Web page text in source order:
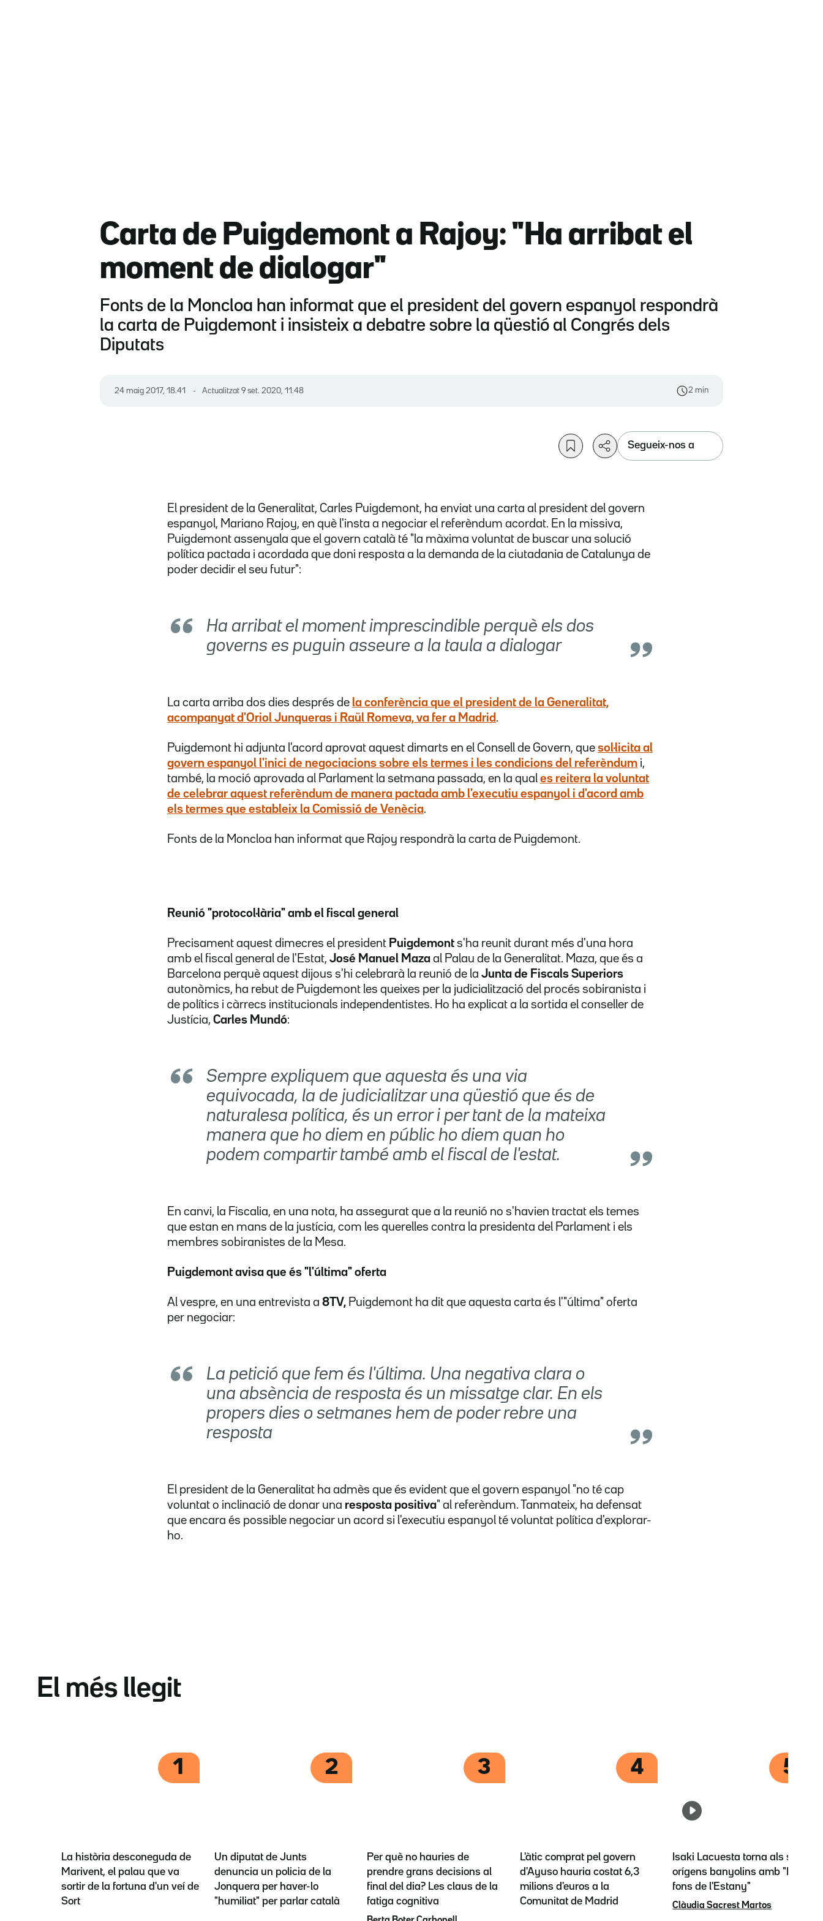
Carta de Puigdemont a Rajoy: "Ha arribat el
moment de dialogar"
Fonts de la Moncloa han informat que el president del govern espanyol respondrà
la carta de Puigdemont i insisteix a debatre sobre la qüestió al Congrés dels
Diputats
24 maig 2017, 18.41 Actualitzat 9 set. 2020, 11.48 2 min
Segueix-nos a
El president de la Generalitat, Carles Puigdemont, ha enviat una carta al president del govern
espanyol, Mariano Rajoy, en què l'insta a negociar el referèndum acordat. En la missiva,
Puigdemont assenyala que el govern català té "la màxima voluntat de buscar una solució
política pactada i acordada que doni resposta a la demanda de la ciutadania de Catalunya de
poder decidir el seu futur":
Ha arribat el moment imprescindible perquè els dos
governs es puguin asseure a la taula a dialogar
La carta arriba dos dies després de la conferència que el president de la Generalitat,
acompanyat d'Oriol Junqueras i Raül Romeva, va fer a Madrid .
Puigdemont hi adjunta l'acord aprovat aquest dimarts en el Consell de Govern, que sol·licita al
govern espanyol l'inici de negociacions sobre els termes i les condicions del referèndum i,
també, la moció aprovada al Parlament la setmana passada, en la qual es reitera la voluntat
de celebrar aquest referèndum de manera pactada amb l'executiu espanyol i d'acord amb
els termes que estableix la Comissió de Venècia.
Fonts de la Moncloa han informat que Rajoy respondrà la carta de Puigdemont.
Reunió "protocol·lària" amb el fiscal general
Precisament aquest dimecres el president Puigdemont s'ha reunit durant més d'una hora
amb el fiscal general de l'Estat, José Manuel Maza al Palau de la Generalitat. Maza, que és a
Barcelona perquè aquest dijous s'hi celebrarà la reunió de la Junta de Fiscals Superiors
autonòmics, ha rebut de Puigdemont les queixes per la judicialització del procés sobiranista i
de polítics i càrrecs institucionals independentistes. Ho ha explicat a la sortida el conseller de
Justícia, Carles Mundó:
Sempre expliquem que aquesta és una via
equivocada, la de judicialitzar una qüestió que és de
naturalesa política, és un error i per tant de la mateixa
manera que ho diem en públic ho diem quan ho
podem compartir també amb el fiscal de l'estat.
En canvi, la Fiscalia, en una nota, ha assegurat que a la reunió no s'havien tractat els temes
que estan en mans de la justícia, com les querelles contra la presidenta del Parlament i els
membres sobiranistes de la Mesa.
Puigdemont avisa que és "l'última" oferta
Al vespre, en una entrevista a 8TV, Puigdemont ha dit que aquesta carta és l'"última" oferta
per negociar:
La petició que fem és l'última. Una negativa clara o
una absència de resposta és un missatge clar. En els
propers dies o setmanes hem de poder rebre una
resposta
El president de la Generalitat ha admès que és evident que el govern espanyol "no té cap
voluntat o inclinació de donar una resposta positiva" al referèndum. Tanmateix, ha defensat
que encara és possible negociar un acord si l'executiu espanyol té voluntat política d'explorar-
ho.
El més llegit
1
La història desconeguda de
Marivent, el palau que va
sortir de la fortuna d'un veí de
Sort
2
Un diputat de Junts
denuncia un policia de la
Jonquera per haver-lo
"humiliat" per parlar català
3
Per què no hauries de
prendre grans decisions al
final del dia? Les claus de la
fatiga cognitiva
4
L'àtic comprat pel govern
d'Ayuso hauria costat 6,3
milions d'euros a la
Comunitat de Madrid
5
Isaki Lacuesta torna als seus
orígens banyolins amb "El
fons de l'Estany"
Clàudia Sacrest Martos